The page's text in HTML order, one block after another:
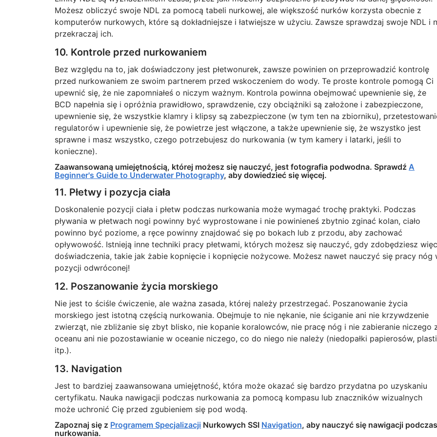
Możesz obliczyć swoje NDL za pomocą tabeli nurkowej, ale większość nurków korzysta obecnie z
komputerów nurkowych, które są dokładniejsze i łatwiejsze w użyciu. Zawsze sprawdzaj swoje NDL i
przekraczaj ich.
10. Kontrole przed nurkowaniem
Bez względu na to, jak doświadczony jest płetwonurek, zawsze powinien on przeprowadzić kontrolę
przed nurkowaniem ze swoim partnerem przed wskoczeniem do wody. Te proste kontrole pomogą Ci
upewnić się, że nie zapomniałeś o niczym ważnym. Kontrola powinna obejmować upewnienie się, że
BCD napełnia się i opróżnia prawidłowo, sprawdzenie, czy obciążniki są założone i zabezpieczone,
upewnienie się, że wszystkie klamry i klipsy są zabezpieczone (w tym ten na zbiorniku),
regulatorów i upewnienie się, że powietrze jest włączone, a także upewnienie się, że wszystko jest
sprawne i masz wszystko, czego potrzebujesz do nurkowania (w tym kamery i latarki, jeśli to
konieczne).
Zaawansowaną umiejętnością, której możesz się nauczyć, jest fotografia podwodna. Sprawdź A
Beginner's Guide to Underwater Photography, aby dowiedzieć się więcej.
11. Płetwy i pozycja ciała
Doskonalenie pozycji ciała i płetw podczas nurkowania może wymagać trochę praktyki. Podczas
pływania w płetwach nogi powinny być wyprostowane i nie powinieneś zbytnio zginać kolan, ciało
powinno być poziome, a ręce powinny znajdować się po bokach lub z przodu, aby zachować
opływowość. Istnieją inne techniki pracy płetwami, których możesz się nauczyć, gdy zdobędziesz
doświadczenia, takie jak żabie kopnięcie i kopnięcie nożycowe. Możesz nawet nauczyć się pracy nóg
pozycji odwróconej!
12. Poszanowanie życia morskiego
Nie jest to ściśle ćwiczenie, ale ważna zasada, której należy przestrzegać. Poszanowanie życia
morskiego jest istotną częścią nurkowania. Obejmuje to nie nękanie, nie ściganie ani nie krzywdzenie
zwierząt, nie zbliżanie się zbyt blisko, nie kopanie koralowców, nie pracę nóg i nie zabieranie niczego
oceanu ani nie pozostawianie w oceanie niczego, co do niego nie należy (niedopałki papierosów,
itp.).
13. Navigation
Jest to bardziej zaawansowana umiejętność, która może okazać się bardzo przydatna po uzyskaniu
certyfikatu. Nauka nawigacji podczas nurkowania za pomocą kompasu lub znaczników wizualnych
może uchronić Cię przed zgubieniem się pod wodą.
Zapoznaj się z Programem Specjalizacji Nurkowych SSI Navigation, aby nauczyć się nawigacji podczas
nurkowania.